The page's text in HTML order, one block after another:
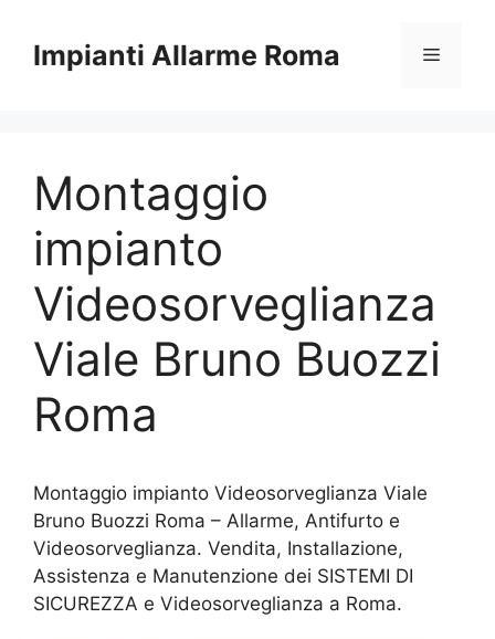
contenuto
Impianti Allarme Roma Menu
Montaggio
impianto
Videosorveglianza
Viale Bruno Buozzi
Roma
Montaggio impianto Videosorveglianza Viale
Bruno Buozzi Roma – Allarme, Antifurto e
Videosorveglianza. Vendita, Installazione,
Assistenza e Manutenzione dei SISTEMI DI
SICUREZZA e Videosorveglianza a Roma.